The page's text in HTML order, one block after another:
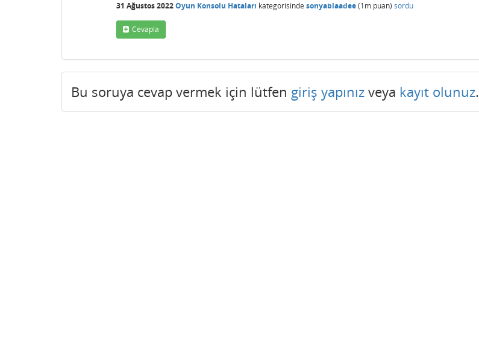
31 Ağustos 2022Oyun Konsolu Hataları kategorisinde sonyablaadee(1m puan) sordu
Cevapla
Bu soruya cevap vermek için lütfen giriş yapınız veya kayıt olunuz.